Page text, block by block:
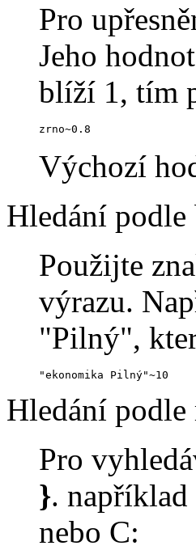
Pro
Jeho
blíží 1, tím
zrno~0.8
Výchozí
Hledání
Použijte
výrazu.
"Pilný",
"ekonomika Pilný"~10
Hledání podle
Pro
}.
nebo C: